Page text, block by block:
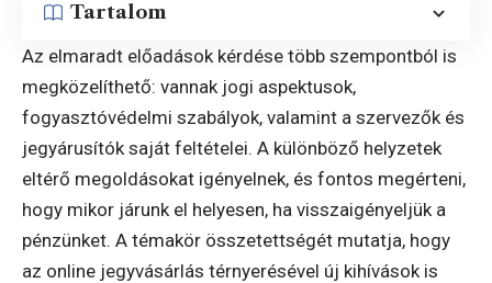
Tartalom
Az elmaradt előadások kérdése több szempontból is
megközelíthető: vannak jogi aspektusok,
fogyasztóvédelmi szabályok, valamint a szervezők és
jegyárusítók saját feltételei. A különböző helyzetek
eltérő megoldásokat igényelnek, és fontos megérteni,
hogy mikor járunk el helyesen, ha visszaigényeljük a
pénzünket. A témakör összetettségét mutatja, hogy
az online jegyvásárlás térnyerésével új kihívások is